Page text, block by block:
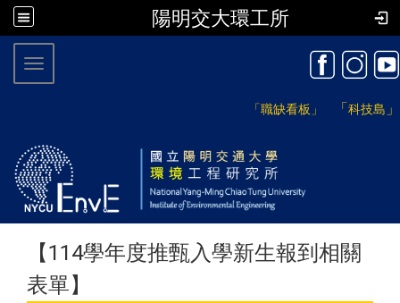
陽明交大環工所
「職缺看板」 「科技島 」
Toggle navigation
【114學年度推甄入學新生報到相關
表單】